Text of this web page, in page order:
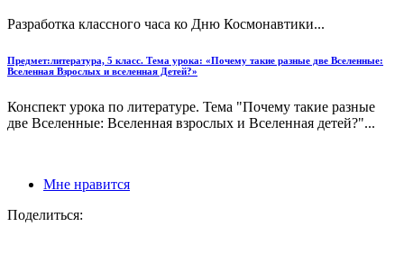
Разработка классного часа ко Дню Космонавтики...
Предмет:литература, 5 класс. Тема урока: «Почему такие разные две Вселенные:
Вселенная Взрослых и вселенная Детей?»
Конспект урока по литературе. Тема "Почему такие разные
две Вселенные: Вселенная взрослых и Вселенная детей?"...
Мне нравится
Поделиться: